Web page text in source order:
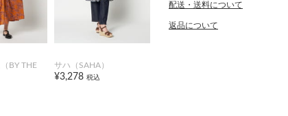
BY THE サハ（SAHA）
¥3,278 税込
配送・送料について
返品について